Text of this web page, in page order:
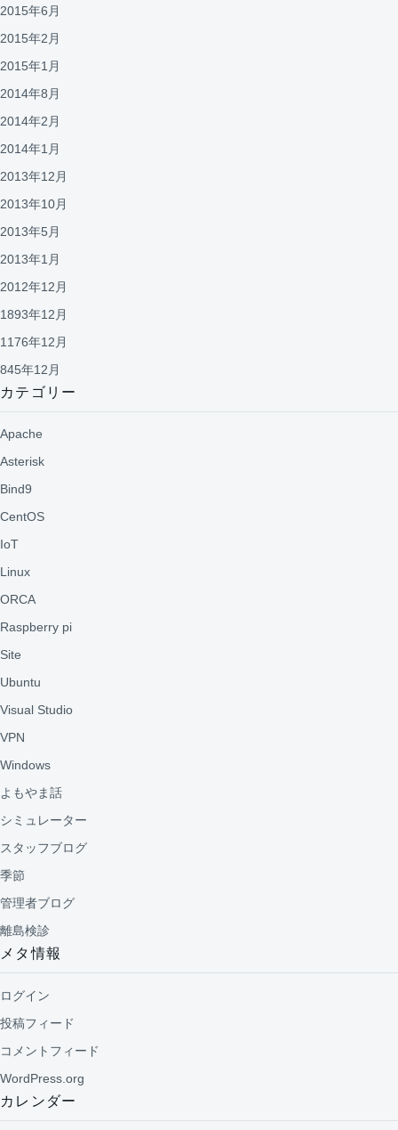
2015年6月
2015年2月
2015年1月
2014年8月
2014年2月
2014年1月
2013年12月
2013年10月
2013年5月
2013年1月
2012年12月
1893年12月
1176年12月
845年12月
カテゴリー
Apache
Asterisk
Bind9
CentOS
IoT
Linux
ORCA
Raspberry pi
Site
Ubuntu
Visual Studio
VPN
Windows
よもやま話
シミュレーター
スタッフブログ
季節
管理者ブログ
離島検診
メタ情報
ログイン
投稿フィード
コメントフィード
WordPress.org
カレンダー